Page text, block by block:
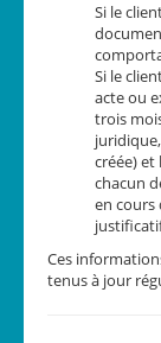
Si le
Si le
acte ou
trois
créée) et
chacun
en cours
Ces
tenus à jour